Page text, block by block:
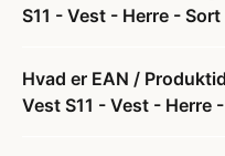
S11 - Vest - Herre - Sort
Hvad er EAN /
Vest S11 - Vest - Herre